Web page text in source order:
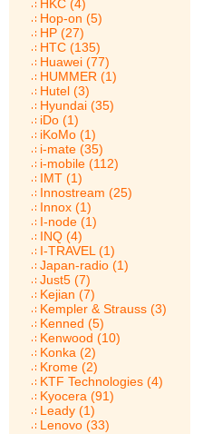
HKC (4)
Hop-on (5)
HP (27)
HTC (135)
Huawei (77)
HUMMER (1)
Hutel (3)
Hyundai (35)
iDo (1)
iKoMo (1)
i-mate (35)
i-mobile (112)
IMT (1)
Innostream (25)
Innox (1)
I-node (1)
INQ (4)
I-TRAVEL (1)
Japan-radio (1)
Just5 (7)
Kejian (7)
Kempler & Strauss (3)
Kenned (5)
Kenwood (10)
Konka (2)
Krome (2)
KTF Technologies (4)
Kyocera (91)
Leady (1)
Lenovo (33)